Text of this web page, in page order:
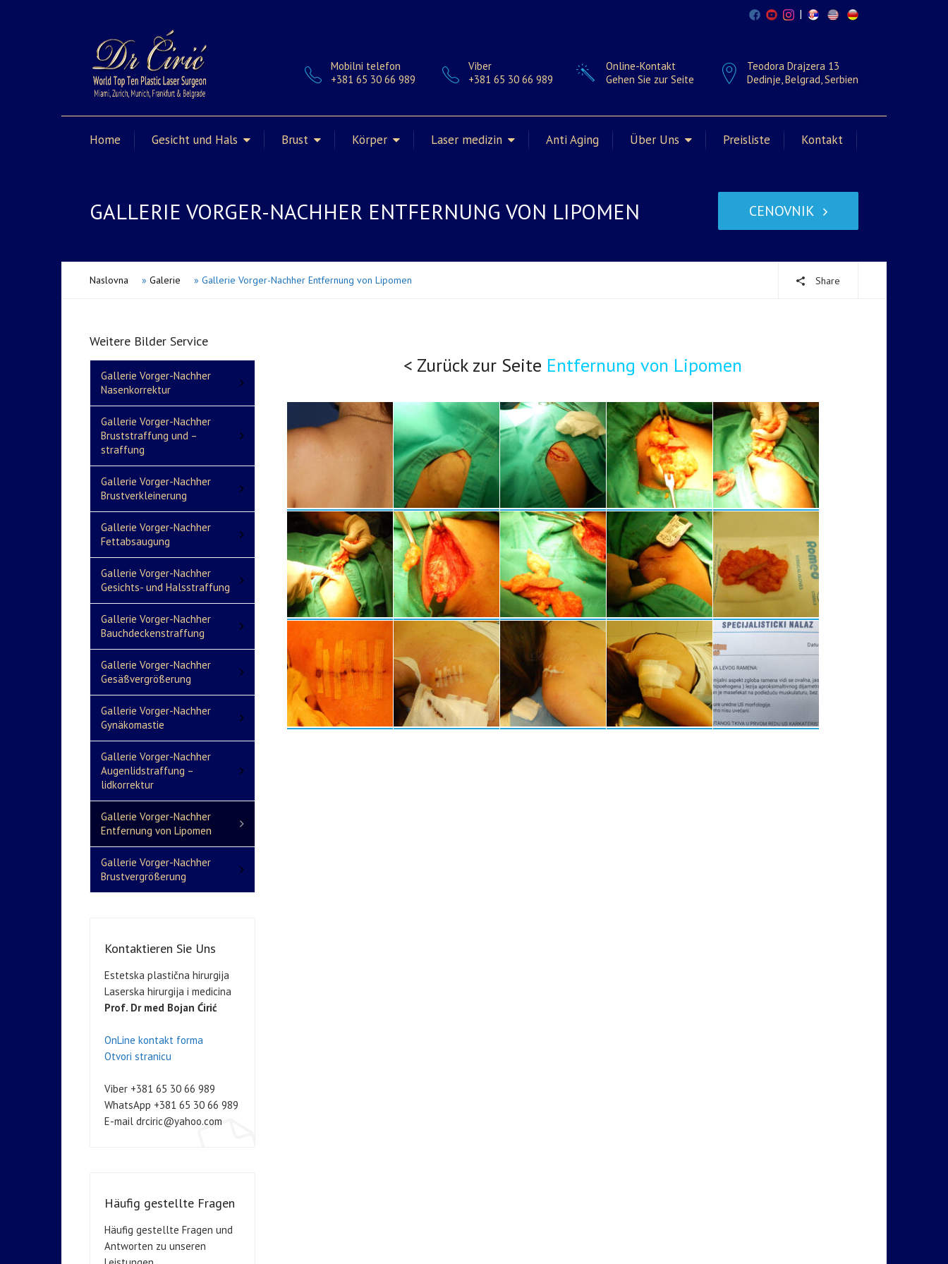
|
Teodora Drajzera 13
Dedinje, Belgrad, Serbien
Online-Kontakt
Gehen Sie zur Seite
Viber
+381 65 30 66 989
Mobilni telefon
+381 65 30 66 989
Home Gesicht und Hals Brust Körper Laser medizin Anti Aging Über Uns Preisliste Kontakt
GALLERIE VORGER-NACHHER ENTFERNUNG VON LIPOMEN CENOVNIK
Naslovna » Galerie » Gallerie Vorger-Nachher Entfernung von Lipomen Share
< Zurück zur Seite Entfernung von Lipomen
Weitere Bilder Service
Gallerie Vorger-Nachher
Nasenkorrektur
Gallerie Vorger-Nachher
Bruststraffung und –
straffung
Gallerie Vorger-Nachher
Brustverkleinerung
Gallerie Vorger-Nachher
Fettabsaugung
Gallerie Vorger-Nachher
Gesichts- und Halsstraffung
Gallerie Vorger-Nachher
Bauchdeckenstraffung
Gallerie Vorger-Nachher
Gesäßvergrößerung
Gallerie Vorger-Nachher
Gynäkomastie
Gallerie Vorger-Nachher
Augenlidstraffung –
lidkorrektur
Gallerie Vorger-Nachher
Entfernung von Lipomen
Gallerie Vorger-Nachher
Brustvergrößerung
Kontaktieren Sie Uns
Estetska plastična hirurgija
Laserska hirurgija i medicina
Prof. Dr med Bojan Ćirić
OnLine kontakt forma
Otvori stranicu
Viber +381 65 30 66 989
WhatsApp +381 65 30 66 989
E-mail drciric@yahoo.com
Häufig gestellte Fragen
Häufig gestellte Fragen und
Antworten zu unseren